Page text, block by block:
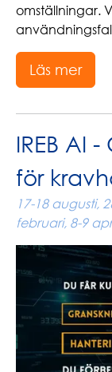
omställningar.
Läs mer
IREB AI
för
17-18 augusti,
februari, 8-9